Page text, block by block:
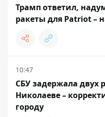
Трамп ответил,
ракеты для Patriot
10:47
СБУ задержала двух
Николаеве –
городу